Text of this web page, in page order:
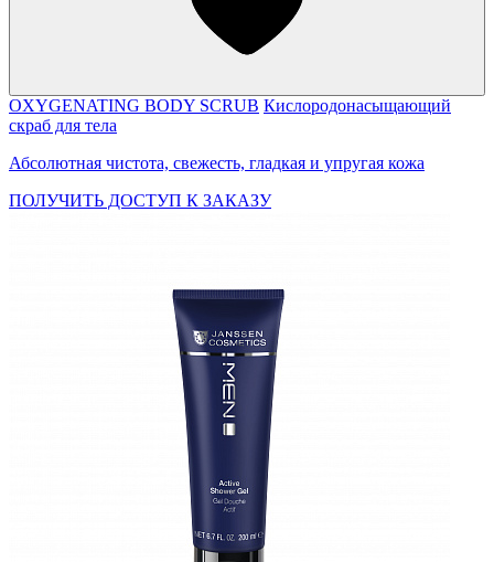
OXYGENATING BODY SCRUB Кислородонасыщающий
скраб для тела
Абсолютная чистота, свежесть, гладкая и упругая кожа
ПОЛУЧИТЬ ДОСТУП К ЗАКАЗУ